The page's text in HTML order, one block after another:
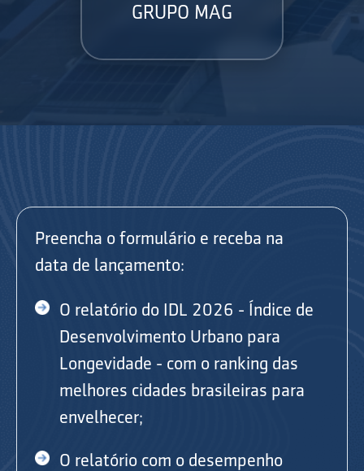
GRUPO MAG
Preencha o formulário e receba na
data de lançamento:
O relatório do IDL 2026 - Índice de
Desenvolvimento Urbano para
Longevidade - com o ranking das
melhores cidades brasileiras para
envelhecer;
O relatório com o desempenho